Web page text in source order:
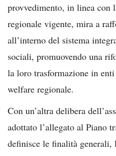
provvedimento, in linea con
regionale vigente, mira a
all’interno del sistema
sociali, promuovendo una
la loro trasformazione in
welfare regionale.
Con un’altra delibera
adottato l’allegato al Piano
definisce le finalità